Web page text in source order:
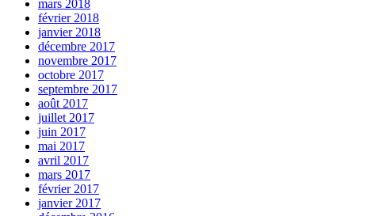
mars 2018
février 2018
janvier 2018
décembre 2017
novembre 2017
octobre 2017
septembre 2017
août 2017
juillet 2017
juin 2017
mai 2017
avril 2017
mars 2017
février 2017
janvier 2017